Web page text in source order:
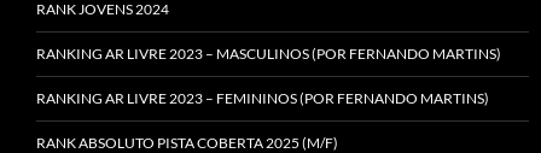
RANK JOVENS 2024
RANKING AR LIVRE 2023 – MASCULINOS (POR FERNANDO MARTINS)
RANKING AR LIVRE 2023 – FEMININOS (POR FERNANDO MARTINS)
RANK ABSOLUTO PISTA COBERTA 2025 (M/F)